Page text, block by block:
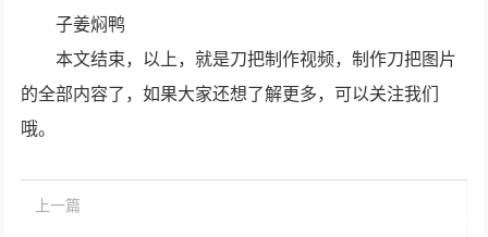
子姜焖鸭
本文结束，以上，就是刀把制作视频，制作刀把图片
的全部内容了，如果大家还想了解更多，可以关注我们
哦。
上一篇